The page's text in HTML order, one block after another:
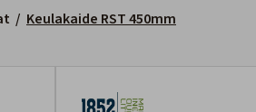
/ Keulakaide RST 450mm